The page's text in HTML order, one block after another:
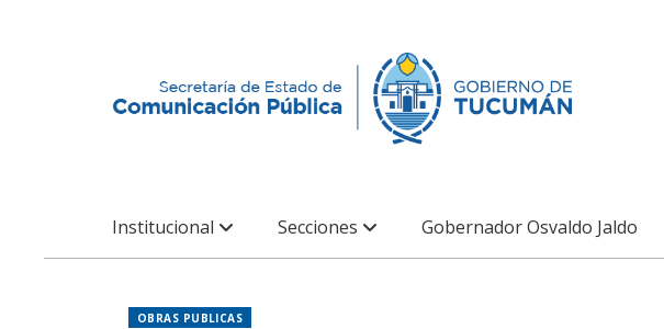
Institucional Secciones Gobernador Osvaldo Jaldo
OBRAS PUBLICAS